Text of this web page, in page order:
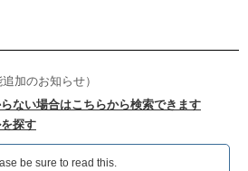
加のお知らせ）
ない場合はこちらから検索できます
探す
be sure to read this.‎